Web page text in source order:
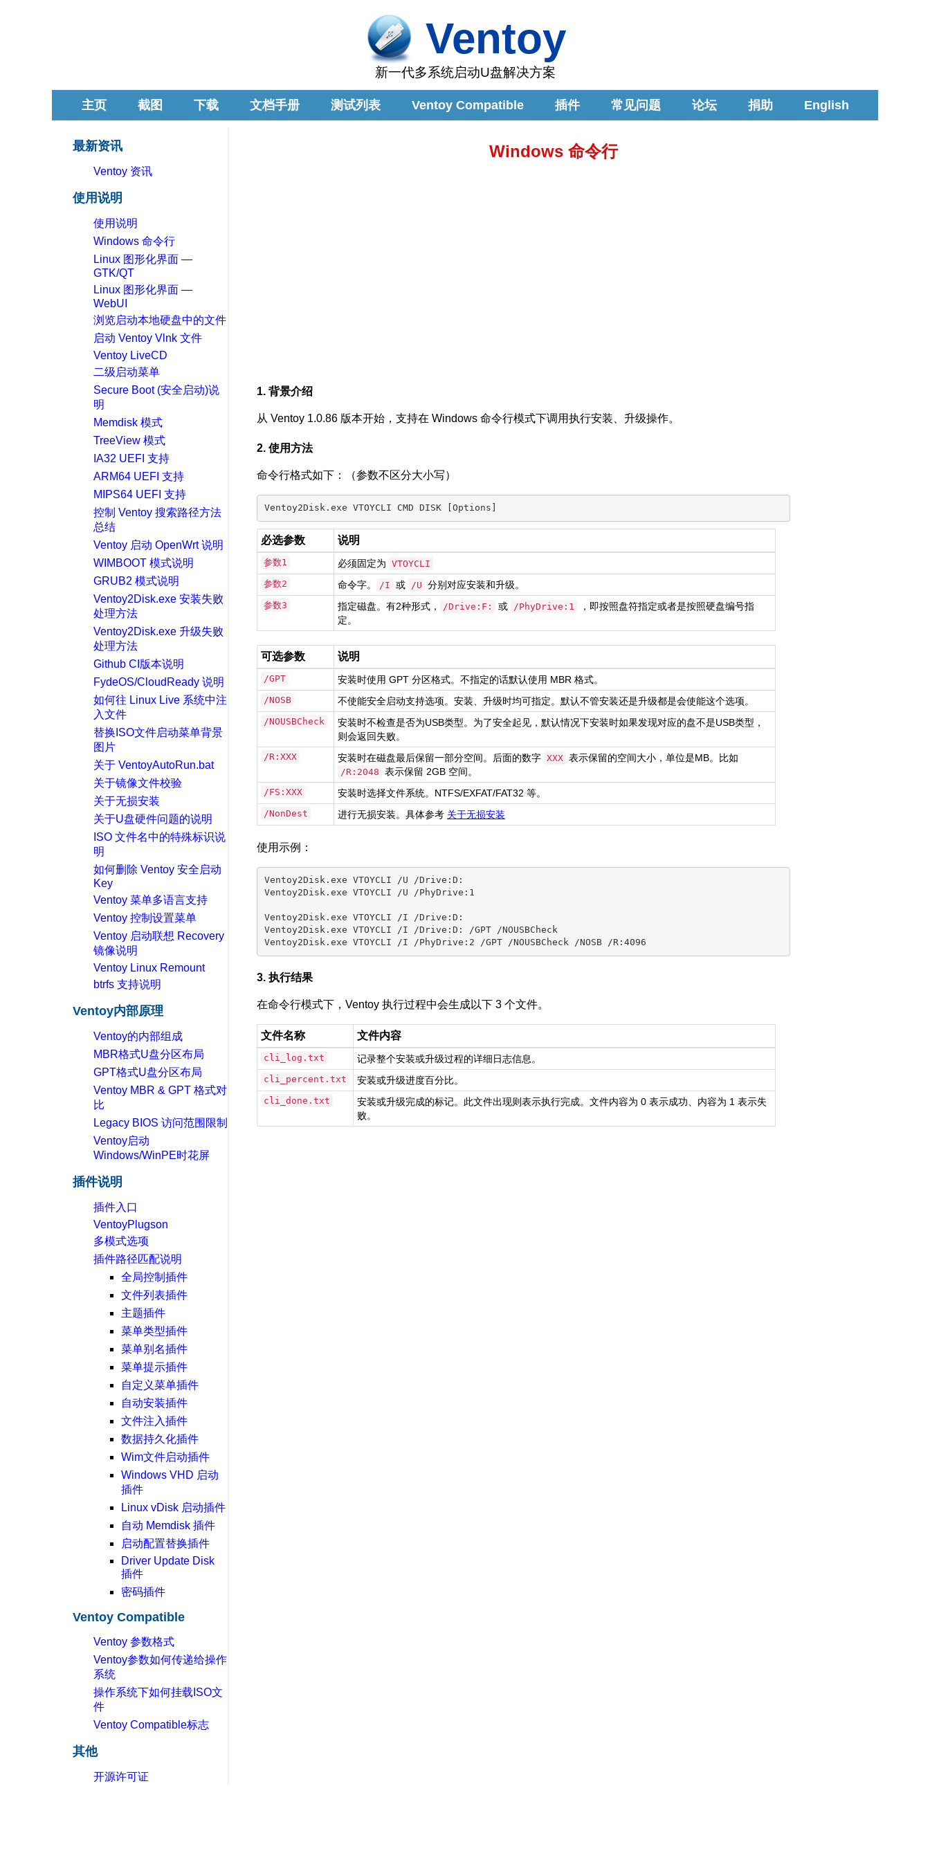
Ventoy
新一代多系统启动U盘解决方案
主页 截图 下载 文档手册 测试列表 Ventoy Compatible 插件 常见问题 论坛 捐助 English
最新资讯
Ventoy 资讯
使用说明
使用说明
Windows 命令行
Linux 图形化界面 —
GTK/QT
Linux 图形化界面 —
WebUI
浏览启动本地硬盘中的文件
启动 Ventoy Vlnk 文件
Ventoy LiveCD
二级启动菜单
Secure Boot (安全启动)说
明
Memdisk 模式
TreeView 模式
IA32 UEFI 支持
ARM64 UEFI 支持
MIPS64 UEFI 支持
控制 Ventoy 搜索路径方法
总结
Ventoy 启动 OpenWrt 说明
WIMBOOT 模式说明
GRUB2 模式说明
Ventoy2Disk.exe 安装失败
处理方法
Ventoy2Disk.exe 升级失败
处理方法
Github CI版本说明
FydeOS/CloudReady 说明
如何往 Linux Live 系统中注
入文件
替换ISO文件启动菜单背景
图片
关于 VentoyAutoRun.bat
关于镜像文件校验
关于无损安装
关于U盘硬件问题的说明
ISO 文件名中的特殊标识说
明
如何删除 Ventoy 安全启动
Key
Ventoy 菜单多语言支持
Ventoy 控制设置菜单
Ventoy 启动联想 Recovery
镜像说明
Ventoy Linux Remount
btrfs 支持说明
Ventoy内部原理
Ventoy的内部组成
MBR格式U盘分区布局
GPT格式U盘分区布局
Ventoy MBR & GPT 格式对
比
Legacy BIOS 访问范围限制
Ventoy启动
Windows/WinPE时花屏
插件说明
插件入口
VentoyPlugson
多模式选项
插件路径匹配说明
全局控制插件
文件列表插件
主题插件
菜单类型插件
菜单别名插件
菜单提示插件
自定义菜单插件
自动安装插件
文件注入插件
数据持久化插件
Wim文件启动插件
Windows VHD 启动
插件
Linux vDisk 启动插件
自动 Memdisk 插件
启动配置替换插件
Driver Update Disk
插件
密码插件
Ventoy Compatible
Ventoy 参数格式
Ventoy参数如何传递给操作
系统
操作系统下如何挂载ISO文
件
Ventoy Compatible标志
其他
开源许可证
Windows 命令行
1. 背景介绍
从 Ventoy 1.0.86 版本开始，支持在 Windows 命令行模式下调用执行安装、升级操作。
2. 使用方法
命令行格式如下：（参数不区分大小写）
必选参数 说明
参数1 必须固定为 VTOYCLI
参数2
命令字。 /I 或 /U 分别对应安装和升级。
参数3 指定磁盘。有2种形式， /Drive:F: 或 /PhyDrive:1
，即按照盘符指定或者是按照硬盘编号指
定。
可选参数 说明
/GPT 安装时使用 GPT 分区格式。不指定的话默认使用 MBR 格式。
/NOSB 不使能安全启动支持选项。安装、升级时均可指定。默认不管安装还是升级都是会使能这个选项。
/NOUSBCheck
安装时不检查是否为USB类型。为了安全起见，默认情况下安装时如果发现对应的盘不是USB类型，
则会返回失败。
/R:XXX 安装时在磁盘最后保留一部分空间。后面的数字 XXX 表示保留的空间大小，单位是MB。比如
/R:2048 表示保留 2GB 空间。
/FS:XXX 安装时选择文件系统。NTFS/EXFAT/FAT32 等。
/NonDest 进行无损安装。具体参考 关于无损安装
使用示例：
Ventoy2Disk.exe VTOYCLI /U /Drive:D:
Ventoy2Disk.exe VTOYCLI /U /PhyDrive:1
Ventoy2Disk.exe VTOYCLI /I /Drive:D:
Ventoy2Disk.exe VTOYCLI /I /Drive:D: /GPT /NOUSBCheck
3. 执行结果
在命令行模式下，Ventoy 执行过程中会生成以下 3 个文件。
文件名称 文件内容
cli_log.txt 记录整个安装或升级过程的详细日志信息。
cli_percent.txt 安装或升级进度百分比。
cli_done.txt
安装或升级完成的标记。此文件出现则表示执行完成。文件内容为 0 表示成功、内容为 1 表示失
败。